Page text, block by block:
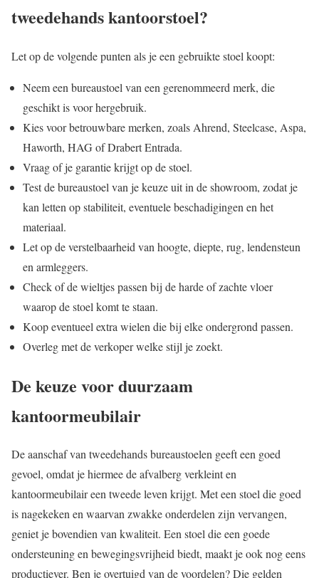
tweedehands kantoorstoel?
Let op de volgende punten als je een gebruikte stoel koopt:
Neem een bureaustoel van een gerenommeerd merk, die
geschikt is voor hergebruik.
Kies voor betrouwbare merken, zoals Ahrend, Steelcase, Aspa,
Haworth, HAG of Drabert Entrada.
Vraag of je garantie krijgt op de stoel.
Test de bureaustoel van je keuze uit in de showroom, zodat je
kan letten op stabiliteit, eventuele beschadigingen en het
materiaal.
Let op de verstelbaarheid van hoogte, diepte, rug, lendensteun
en armleggers.
Check of de wieltjes passen bij de harde of zachte vloer
waarop de stoel komt te staan.
Koop eventueel extra wielen die bij elke ondergrond passen.
Overleg met de verkoper welke stijl je zoekt.
De keuze voor duurzaam
kantoormeubilair
De aanschaf van tweedehands bureaustoelen geeft een goed
gevoel, omdat je hiermee de afvalberg verkleint en
kantoormeubilair een tweede leven krijgt. Met een stoel die goed
is nagekeken en waarvan zwakke onderdelen zijn vervangen,
geniet je bovendien van kwaliteit. Een stoel die een goede
ondersteuning en bewegingsvrijheid biedt, maakt je ook nog eens
productiever. Ben je overtuigd van de voordelen? Die gelden